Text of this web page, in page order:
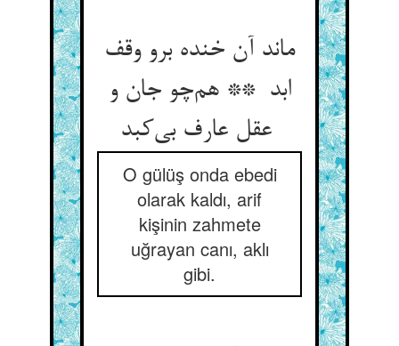
ماند آن خنده برو وقف
ابد ** هم‌چو جان و
O gülüş onda ebedi
olarak kaldı, arif
kişinin zahmete
uğrayan canı, aklı
gibi.